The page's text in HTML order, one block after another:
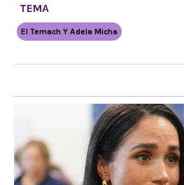
TEMA
El Temach Y Adela Micha